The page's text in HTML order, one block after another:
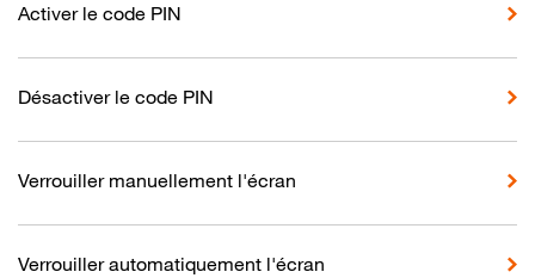
Activer le code PIN
Désactiver le code PIN
Verrouiller manuellement l'écran
Verrouiller automatiquement l'écran